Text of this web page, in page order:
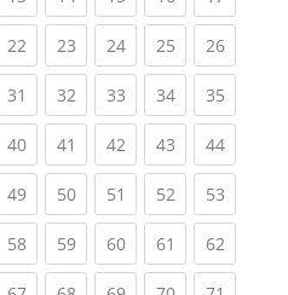
22(current)
23(current)
24(current)
25(current)
26
31 (current)
32(current)
33(current)
34(current)
35
40(current)
41 (current)
42(current)
43(current)
44
49(current)
50(current)
51 (current)
52(current)
53
58(current)
59(current)
60(current)
61 (current)
62